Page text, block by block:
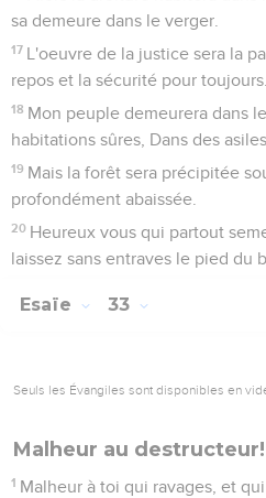
Esaïe 34
Seuls les Évangiles sont disponibles en
Le jugement d'Édom
1 Approchez, nations, pour
attentifs ! Que la terre écoute,
monde et tout ce qu'il produit !
Car la colère de l'Éternel va
sa fureur sur toute leur armée :
puanteur, Et les montagnes se
comme un livre, Et toute leur
la feuille de la vigne, Comme